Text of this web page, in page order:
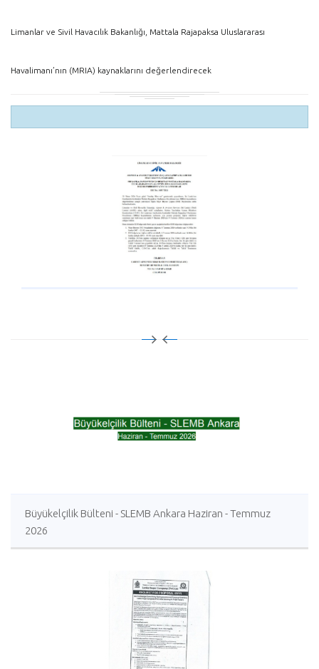
Limanlar ve Sivil Havacılık Bakanlığı, Mattala Rajapaksa Uluslararası
Havalimanı’nın (MRIA) kaynaklarını değerlendirecek
Büyükelçilik Bülteni - SLEMB Ankara Haziran - Temmuz
2026